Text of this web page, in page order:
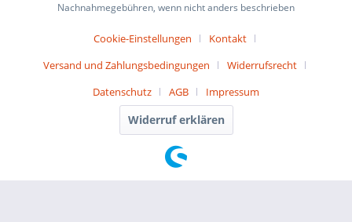
Nachnahmegebühren, wenn nicht anders beschrieben
Cookie-Einstellungen
Kontakt
Versand und Zahlungsbedingungen
Widerrufsrecht
Datenschutz
AGB Impressum
Widerruf erklären